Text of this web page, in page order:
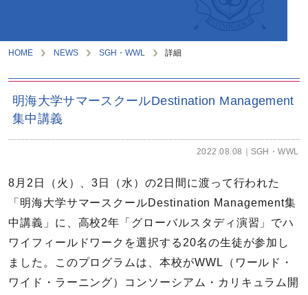
HOME NEWS SGH・WWL 詳細
明海大学サマースクールDestination Management
集中講義
2022.08.08 SGH・WWL
8月2日（火）、3日（水）の2日間に渡って行われた
「明海大学サマースクールDestination Management集
中講義」に、高校2年「グローバルスタディ演習」でハ
ワイフィールドワークを選択する20名の生徒が参加し
ました。このプログラムは、本校がWWL（ワールド・
ワイド・ラーニング）コンソーシアム・カリキュラム開